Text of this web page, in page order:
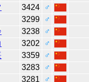
3424
♂
3299
♂
3238
♂
3202
♂
3359
♂
3283
♂
3281
♂